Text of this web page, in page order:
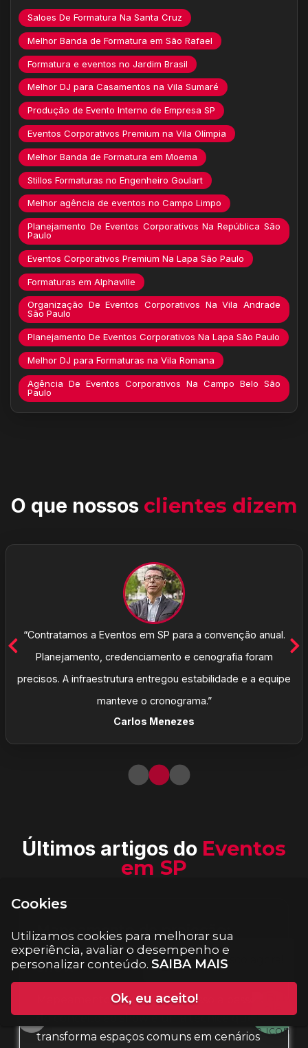
Saloes De Formatura Na Santa Cruz
Melhor Banda de Formatura em São Rafael
Formatura e eventos no Jardim Brasil
Melhor DJ para Casamentos na Vila Sumaré
Produção de Evento Interno de Empresa SP
Eventos Corporativos Premium na Vila Olímpia
Melhor Banda de Formatura em Moema
Stillos Formaturas no Engenheiro Goulart
Melhor agência de eventos no Campo Limpo
Planejamento De Eventos Corporativos Na República São
Paulo
Eventos Corporativos Premium Na Lapa São Paulo
Formaturas em Alphaville
Organização De Eventos Corporativos Na Vila Andrade
São Paulo
Planejamento De Eventos Corporativos Na Lapa São Paulo
Melhor DJ para Formaturas na Vila Romana
Agência De Eventos Corporativos Na Campo Belo São
Paulo
O que nossos clientes dizem
“Contratamos a Eventos em SP para a convenção anual.
Planejamento, credenciamento e cenografia foram
precisos. A infraestrutura entregou estabilidade e a equipe
manteve o cronograma.”
Carlos Menezes
Últimos artigos do Eventos
em SP
Mapeamento de projeção:
passo a passo do conceito ao
show
Mapeamento de projeção: passo a passo
do conceito ao show é uma técnica que
transforma espaços comuns em cenários
Cookies
Utilizamos cookies para melhorar sua
experiência, avaliar o desempenho e
personalizar conteúdo. SAIBA MAIS
Ok, eu aceito!